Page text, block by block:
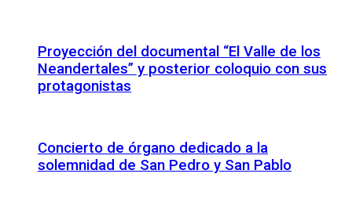
Proyección del documental “El Valle de los
Neandertales” y posterior coloquio con sus
protagonistas
Concierto de órgano dedicado a la
solemnidad de San Pedro y San Pablo